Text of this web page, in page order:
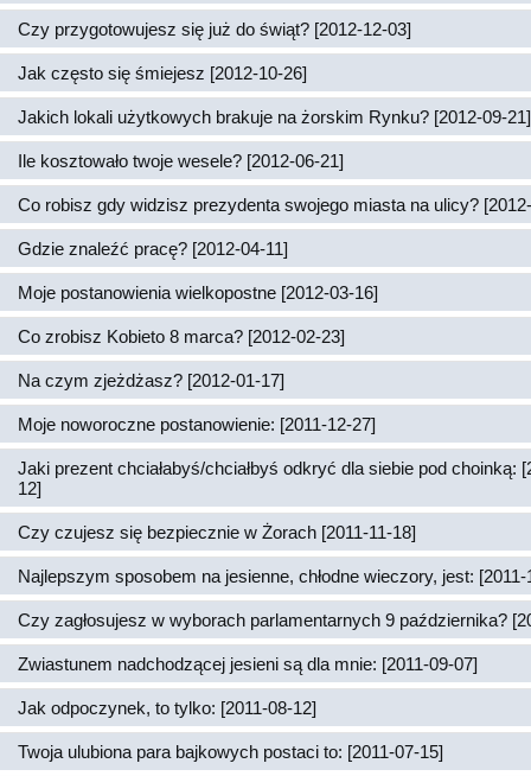
Czy przygotowujesz się już do świąt? [2012-12-03]
Jak często się śmiejesz [2012-10-26]
Jakich lokali użytkowych brakuje na żorskim Rynku? [2012-09-21]
Ile kosztowało twoje wesele? [2012-06-21]
Co robisz gdy widzisz prezydenta swojego miasta na ulicy?
Gdzie znaleźć pracę? [2012-04-11]
Moje postanowienia wielkopostne [2012-03-16]
Co zrobisz Kobieto 8 marca? [2012-02-23]
Na czym zjeżdżasz? [2012-01-17]
Moje noworoczne postanowienie: [2011-12-27]
Jaki prezent chciałabyś/chciałbyś odkryć dla siebie pod choinką:
12]
Czy czujesz się bezpiecznie w Żorach [2011-11-18]
Najlepszym sposobem na jesienne, chłodne wieczory, jest: [2011-
Czy zagłosujesz w wyborach parlamentarnych 9 października?
Zwiastunem nadchodzącej jesieni są dla mnie: [2011-09-07]
Jak odpoczynek, to tylko: [2011-08-12]
Twoja ulubiona para bajkowych postaci to: [2011-07-15]